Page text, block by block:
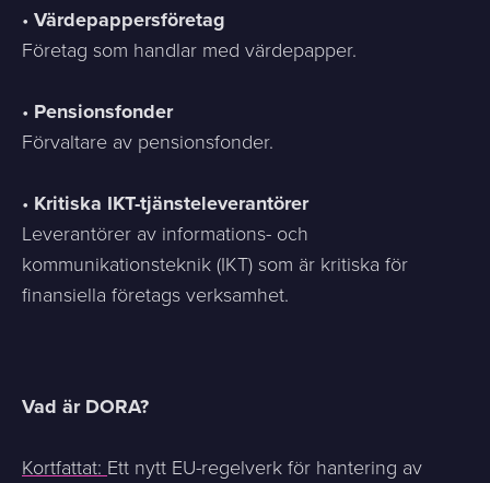
• Värdepappersföretag
Företag som handlar med värdepapper.
• Pensionsfonder
Förvaltare av pensionsfonder.
• Kritiska IKT-tjänsteleverantörer
Leverantörer av informations- och
kommunikationsteknik (IKT) som är kritiska för
finansiella företags verksamhet.
Vad är DORA?
Kortfattat: Ett nytt EU-regelverk för hantering av